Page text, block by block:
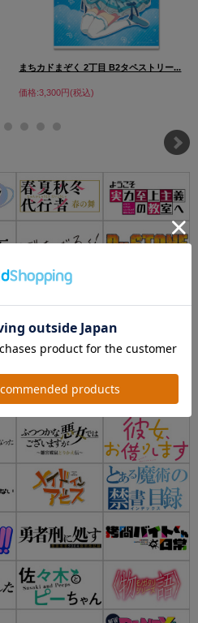
まちカドまぞく 2丁目 B2タペストリー...
価格:3,300円(税込)